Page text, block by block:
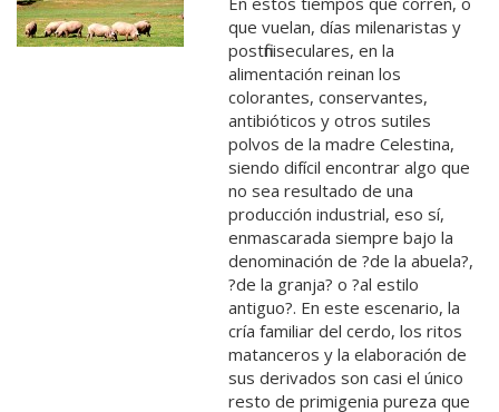
que vuelan, días milenaristas y
postfiniseculares, en la
alimentación reinan los
colorantes, conservantes,
antibióticos y otros sutiles
polvos de la madre Celestina,
siendo difícil encontrar algo que
no sea resultado de una
producción industrial, eso sí,
enmascarada siempre bajo la
denominación de ?de la abuela?,
?de la granja? o ?al estilo
antiguo?. En este escenario, la
cría familiar del cerdo, los ritos
matanceros y la elaboración de
sus derivados son casi el único
resto de primigenia pureza que